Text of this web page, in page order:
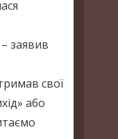
заявив
свої
або